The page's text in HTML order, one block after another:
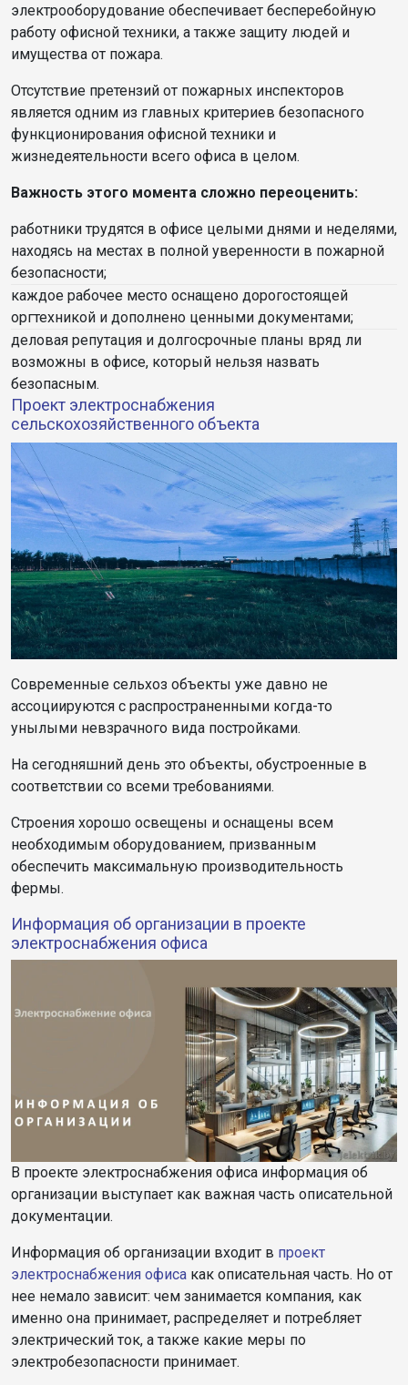
электрооборудование обеспечивает бесперебойную
работу офисной техники, а также защиту людей и
имущества от пожара.
Отсутствие претензий от пожарных инспекторов
является одним из главных критериев безопасного
функционирования офисной техники и
жизнедеятельности всего офиса в целом.
Важность этого момента сложно переоценить:
работники трудятся в офисе целыми днями и неделями,
находясь на местах в полной уверенности в пожарной
безопасности;
каждое рабочее место оснащено дорогостоящей
оргтехникой и дополнено ценными документами;
деловая репутация и долгосрочные планы вряд ли
возможны в офисе, который нельзя назвать
безопасным.
Проект электроснабжения
сельскохозяйственного объекта
Современные сельхоз объекты уже давно не
ассоциируются с распространенными когда-то
унылыми невзрачного вида постройками.
На сегодняшний день это объекты, обустроенные в
соответствии со всеми требованиями.
Строения хорошо освещены и оснащены всем
необходимым оборудованием, призванным
обеспечить максимальную производительность
фермы.
Информация об организации в проекте
электроснабжения офиса
В проекте электроснабжения офиса информация об
организации выступает как важная часть описательной
документации.
Информация об организации входит в проект
электроснабжения офиса как описательная часть. Но от
нее немало зависит: чем занимается компания, как
именно она принимает, распределяет и потребляет
электрический ток, а также какие меры по
электробезопасности принимает.